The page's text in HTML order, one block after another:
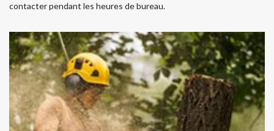
contacter pendant les heures de bureau.